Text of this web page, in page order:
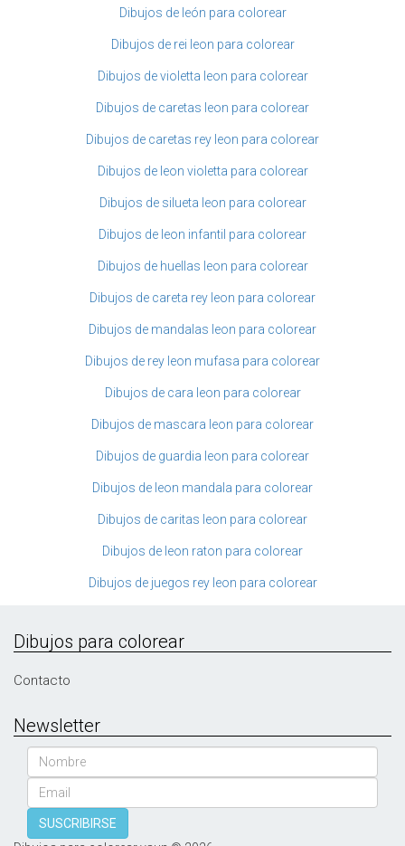
Dibujos de león para colorear
Dibujos de rei leon para colorear
Dibujos de violetta leon para colorear
Dibujos de caretas leon para colorear
Dibujos de caretas rey leon para colorear
Dibujos de leon violetta para colorear
Dibujos de silueta leon para colorear
Dibujos de leon infantil para colorear
Dibujos de huellas leon para colorear
Dibujos de careta rey leon para colorear
Dibujos de mandalas leon para colorear
Dibujos de rey leon mufasa para colorear
Dibujos de cara leon para colorear
Dibujos de mascara leon para colorear
Dibujos de guardia leon para colorear
Dibujos de leon mandala para colorear
Dibujos de caritas leon para colorear
Dibujos de leon raton para colorear
Dibujos de juegos rey leon para colorear
Dibujos para colorear
Contacto
Newsletter
Nombre
Email
SUSCRIBIRSE